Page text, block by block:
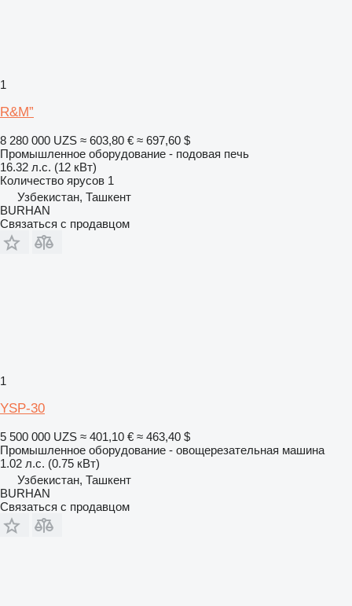
1
R&M”
8 280 000 UZS ≈ 603,80 € ≈ 697,60 $
Промышленное оборудование - подовая печь
16.32 л.с. (12 кВт)
Количество ярусов 1
Узбекистан, Ташкент
BURHAN
Связаться с продавцом
1
YSP-30
5 500 000 UZS ≈ 401,10 € ≈ 463,40 $
Промышленное оборудование - овощерезательная машина
1.02 л.с. (0.75 кВт)
Узбекистан, Ташкент
BURHAN
Связаться с продавцом